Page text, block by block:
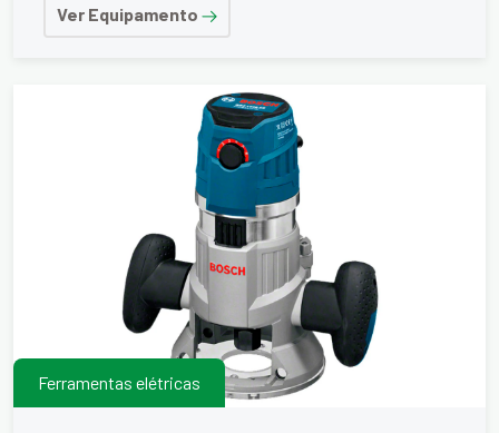
Ver Equipamento
Ferramentas elétricas